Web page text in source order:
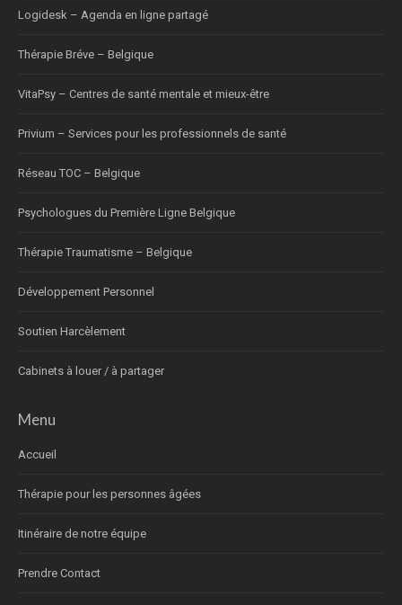
Logidesk – Agenda en ligne partagé
Thérapie Bréve – Belgique
VitaPsy – Centres de santé mentale et mieux-être
Privium – Services pour les professionnels de santé
Réseau TOC – Belgique
Psychologues du Première Ligne Belgique
Thérapie Traumatisme – Belgique
Développement Personnel
Soutien Harcèlement
Cabinets à louer / à partager
Menu
Accueil
Thérapie pour les personnes âgées
Itinéraire de notre équipe
Prendre Contact